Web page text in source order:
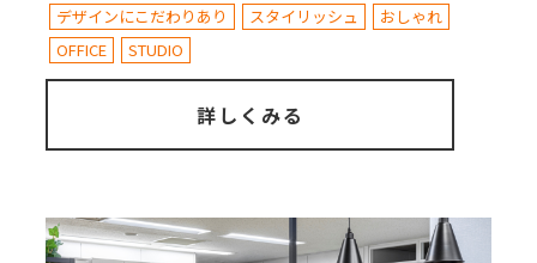
デザインにこだわりあり
スタイリッシュ
おしゃれ
OFFICE
STUDIO
詳しくみる